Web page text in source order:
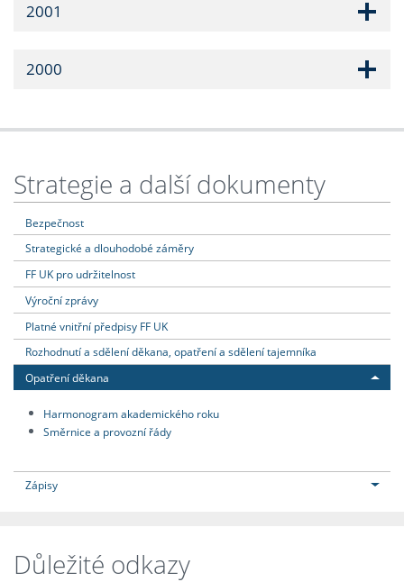
2001
2000
Strategie a další dokumenty
Bezpečnost
Strategické a dlouhodobé záměry
FF UK pro udržitelnost
Výroční zprávy
Platné vnitřní předpisy FF UK
Rozhodnutí a sdělení děkana, opatření a sdělení tajemníka
Opatření děkana
Harmonogram akademického roku
Směrnice a provozní řády
Zápisy
Důležité odkazy